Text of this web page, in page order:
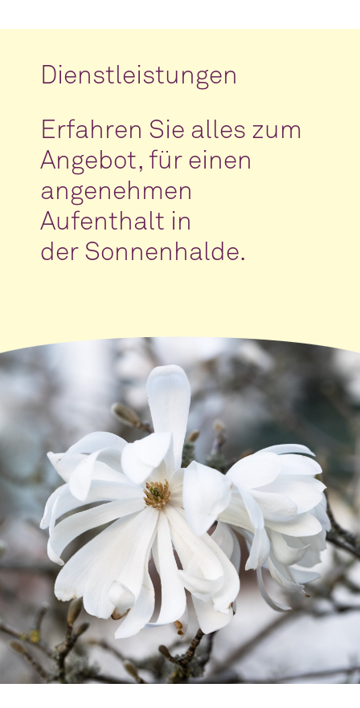
Dienstleistungen
Erfahren Sie alles zum
Angebot, für einen
angenehmen
Aufenthalt in
der Sonnenhalde.